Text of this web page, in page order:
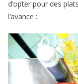
d’opter pour des
l’avance :